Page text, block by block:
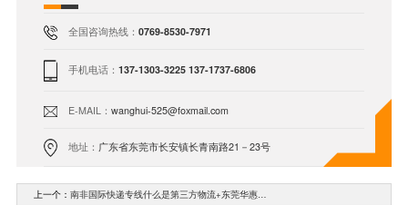
全国咨询热线：0769-8530-7971
手机电话：137-1303-3225 137-1737-6806
E-MAIL：wanghui-525@foxmail.com
地址： 广东省东莞市长安镇长青南路21－23号
上一个： 南非国际快递专线什么是第三方物流+东莞华惠…